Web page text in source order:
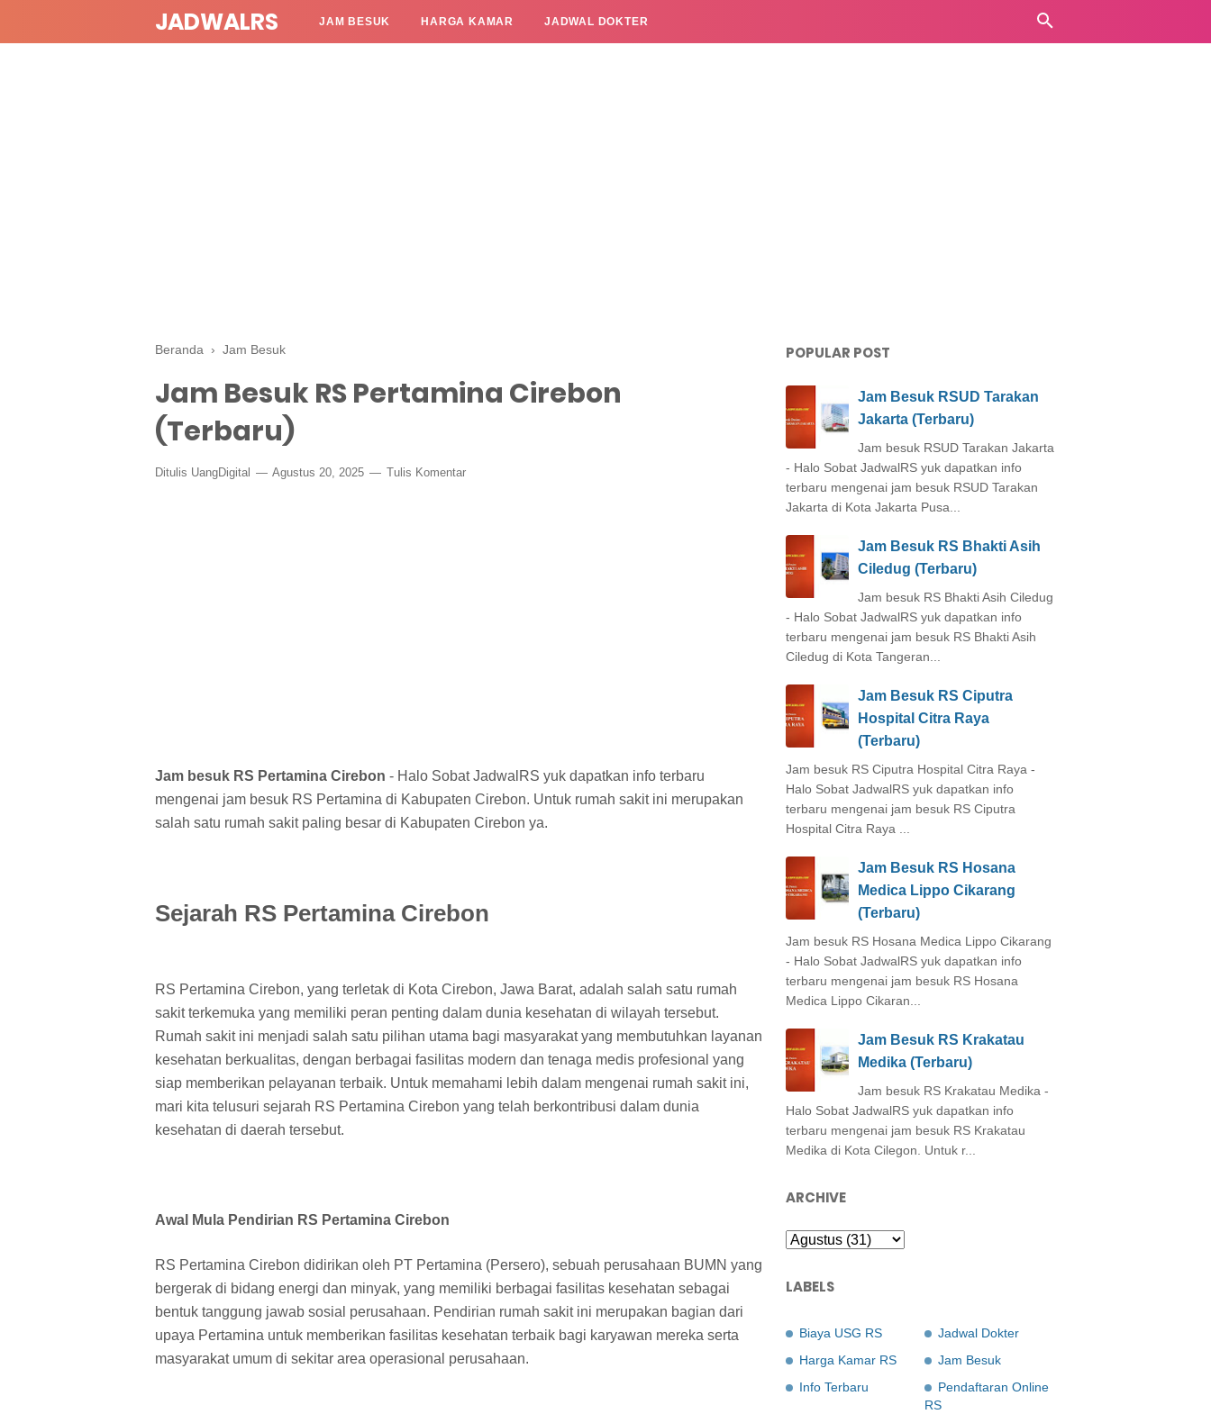
JADWALRS JAM BESUK HARGA KAMAR JADWAL DOKTER
Beranda › Jam Besuk
Jam Besuk RS Pertamina Cirebon
(Terbaru)
Ditulis UangDigital Agustus 20, 2025 Tulis Komentar
Jam besuk RS Pertamina Cirebon - Halo Sobat JadwalRS yuk dapatkan info terbaru
mengenai jam besuk RS Pertamina di Kabupaten Cirebon. Untuk rumah sakit ini merupakan
salah satu rumah sakit paling besar di Kabupaten Cirebon ya.
Sejarah RS Pertamina Cirebon
RS Pertamina Cirebon, yang terletak di Kota Cirebon, Jawa Barat, adalah salah satu rumah
sakit terkemuka yang memiliki peran penting dalam dunia kesehatan di wilayah tersebut.
Rumah sakit ini menjadi salah satu pilihan utama bagi masyarakat yang membutuhkan layanan
kesehatan berkualitas, dengan berbagai fasilitas modern dan tenaga medis profesional yang
siap memberikan pelayanan terbaik. Untuk memahami lebih dalam mengenai rumah sakit ini,
mari kita telusuri sejarah RS Pertamina Cirebon yang telah berkontribusi dalam dunia
kesehatan di daerah tersebut.
Awal Mula Pendirian RS Pertamina Cirebon
RS Pertamina Cirebon didirikan oleh PT Pertamina (Persero), sebuah perusahaan BUMN yang
bergerak di bidang energi dan minyak, yang memiliki berbagai fasilitas kesehatan sebagai
bentuk tanggung jawab sosial perusahaan. Pendirian rumah sakit ini merupakan bagian dari
upaya Pertamina untuk memberikan fasilitas kesehatan terbaik bagi karyawan mereka serta
masyarakat umum di sekitar area operasional perusahaan.
POPULAR POST
Jam Besuk RSUD Tarakan
Jakarta (Terbaru)
Jam besuk RSUD Tarakan Jakarta
- Halo Sobat JadwalRS yuk dapatkan info
terbaru mengenai jam besuk RSUD Tarakan
Jakarta di Kota Jakarta Pusa...
Jam Besuk RS Bhakti Asih
Ciledug (Terbaru)
Jam besuk RS Bhakti Asih Ciledug
- Halo Sobat JadwalRS yuk dapatkan info
terbaru mengenai jam besuk RS Bhakti Asih
Ciledug di Kota Tangeran...
Jam Besuk RS Ciputra
Hospital Citra Raya
(Terbaru)
Jam besuk RS Ciputra Hospital Citra Raya -
Halo Sobat JadwalRS yuk dapatkan info
terbaru mengenai jam besuk RS Ciputra
Hospital Citra Raya ...
Jam Besuk RS Hosana
Medica Lippo Cikarang
(Terbaru)
Jam besuk RS Hosana Medica Lippo Cikarang
- Halo Sobat JadwalRS yuk dapatkan info
terbaru mengenai jam besuk RS Hosana
Medica Lippo Cikaran...
Jam Besuk RS Krakatau
Medika (Terbaru)
Jam besuk RS Krakatau Medika -
Halo Sobat JadwalRS yuk dapatkan info
terbaru mengenai jam besuk RS Krakatau
Medika di Kota Cilegon. Untuk r...
ARCHIVE
LABELS
Biaya USG RS
Harga Kamar RS
Info Terbaru
Jadwal Dokter
Jam Besuk
Pendaftaran Online
RS